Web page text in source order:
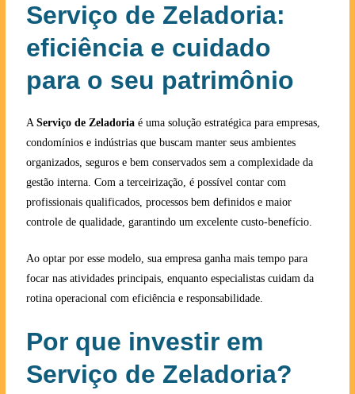
Serviço de Zeladoria:
eficiência e cuidado
para o seu patrimônio
A Serviço de Zeladoriaé uma solução estratégica para empresas,
condomínios e indústrias que buscam manter seus ambientes
organizados, seguros e bem conservados sem a complexidade da
gestão interna. Com a terceirização, é possível contar com
profissionais qualificados, processos bem definidos e maior
controle de qualidade, garantindo um excelente custo-benefício.
Ao optar por esse modelo, sua empresa ganha mais tempo para
focar nas atividades principais, enquanto especialistas cuidam da
rotina operacional com eficiência e responsabilidade.
Por que investir em
Serviço de Zeladoria?